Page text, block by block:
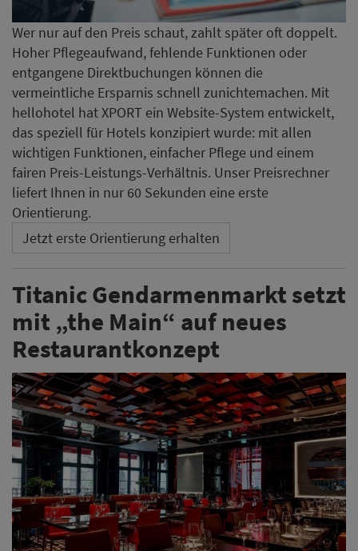
Wer nur auf den Preis schaut, zahlt später oft doppelt.
Hoher Pflegeaufwand, fehlende Funktionen oder
entgangene Direktbuchungen können die
vermeintliche Ersparnis schnell zunichtemachen. Mit
hellohotel hat XPORT ein Website-System entwickelt,
das speziell für Hotels konzipiert wurde: mit allen
wichtigen Funktionen, einfacher Pflege und einem
fairen Preis-Leistungs-Verhältnis. Unser Preisrechner
liefert Ihnen in nur 60 Sekunden eine erste
Orientierung.
Jetzt erste Orientierung erhalten
Titanic Gendarmenmarkt setzt
mit „the Main“ auf neues
Restaurantkonzept